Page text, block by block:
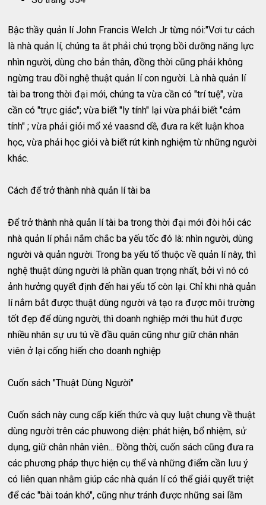
Bậc thầy quản lí John Francis Welch Jr từng nói:"Vơi tư cách
là nhà quản lí, chúng ta ắt phải chú trọng bồi dưỡng năng lực
nhìn người, dùng cho bản thân, đồng thời cũng phải không
ngừng trau dồi nghệ thuật quản lí con người. Là nhà quản lí
tài ba trong thời đại mới, chúng ta vừa cần có "trí tuệ", vừa
cần có "trực giác"; vừa biết "ly tính" lại vừa phải biết "cảm
tính" ; vừa phải giỏi mổ xẻ vaasnd dề, đưa ra kết luận khoa
học, vừa phải học giỏi và biết rút kinh nghiệm từ những người
khác.
Cách để trở thành nhà quản lí tài ba
Để trở thành nhà quản lí tài ba trong thời đại mới đòi hỏi các
nhà quản lí phải nắm chắc ba yếu tốc đó là: nhìn người, dùng
người và quản người. Trong ba yếu tố thuộc về quản lí này, thì
nghệ thuật dùng người là phần quan trọng nhất, bởi vì nó có
ảnh hưởng quyết định đến hai yếu tố còn lại. Chỉ khi nhà quản
lí nắm bắt được thuật dùng người và tạo ra được môi trường
tốt đẹp để dùng người, thì doanh nghiệp mới thu hút được
nhiều nhân sự ưu tú về đầu quân cũng như giữ chân nhân
viên ở lại cống hiến cho doanh nghiệp
Cuốn sách "Thuật Dùng Người"
Cuốn sách này cung cấp kiến thức và quy luật chung về thuật
dùng người trên các phuwong diện: phát hiện, bổ nhiệm, sử
dụng, giữ chân nhân viên... Đồng thời, cuốn sách cũng đưa ra
các phương pháp thực hiện cụ thể và những điểm cần lưu ý
có liên quan nhằm giúp các nhà quản lí có thể giải quyết triệt
để các "bài toán khó", cũng như tránh được những sai lầm